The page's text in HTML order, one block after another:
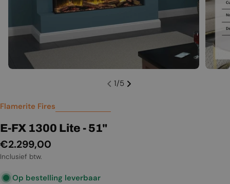
1/5
Flamerite Fires
E-FX 1300 Lite - 51"
Normale
prijs
€2.299,00
Inclusief btw.
Op bestelling leverbaar